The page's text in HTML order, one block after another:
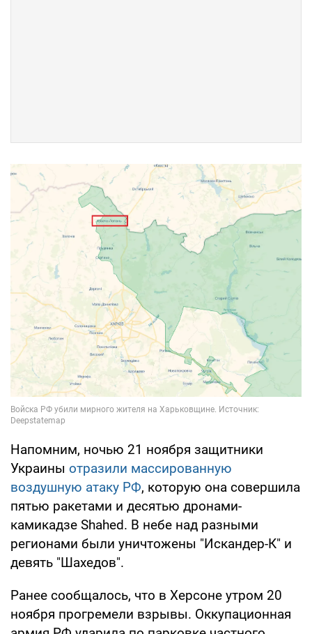
Напомним, ночью 21 ноября защитники
Украины отразили массированную
воздушную атаку РФ, которую она совершила
пятью ракетами и десятью дронами-
камикадзе Shahed. В небе над разными
регионами были уничтожены "Искандер-К" и
девять "Шахедов".
Ранее сообщалось, что в Херсоне утром 20
ноября прогремели взрывы. Оккупационная